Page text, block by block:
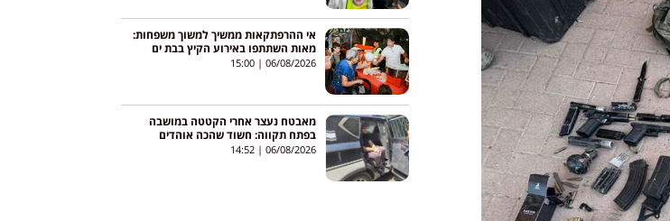
אי ההרפתקאות ממשיך למשוך משפחות:
מאות השתתפו באירוע הקיץ בבת ים
06/08/2026
15:00
מאבטח נעצר אחרי הקטטה במושבה
בפתח תקווה: חשוד שהכה אוהדים
במוט, מעצרו הוארך
06/08/2026
14:52